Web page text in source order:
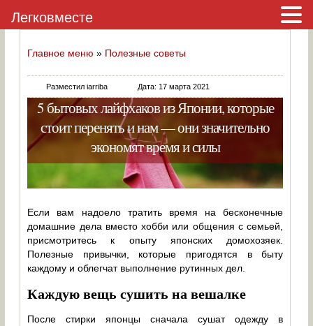
Главное меню » Полезные советы
Разместил iarriba Дата: 17 марта 2021
5 бытовых лайфхаков из Японии, которые
стоит перенять и нам — они значительно
экономят время и силы
Если вам надоело тратить время на бесконечные
домашние дела вместо хобби или общения с семьей,
присмотритесь к опыту японских домохозяек.
Полезные привычки, которые пригодятся в быту
каждому и облегчат выполнение рутинных дел.
Каждую вещь сушить на вешалке
После стирки японцы сначала сушат одежду в
Легковместе